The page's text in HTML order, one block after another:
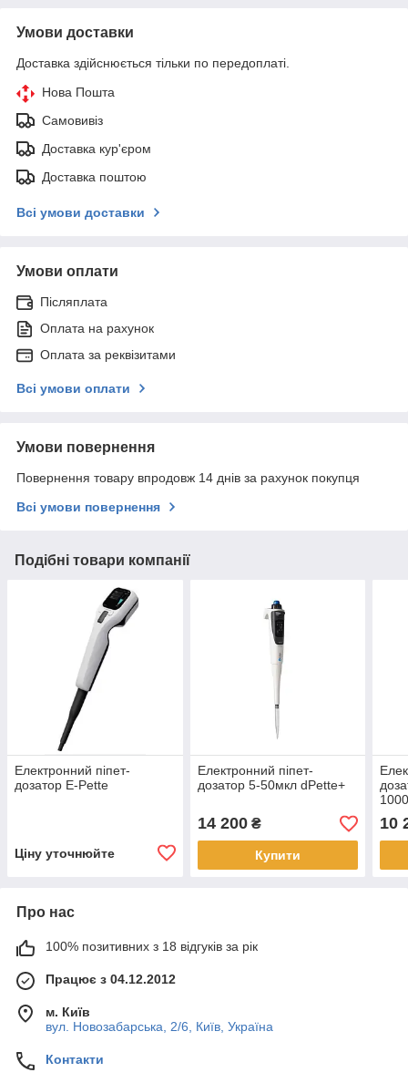
Умови доставки
Доставка здійснюється тільки по передоплаті.
Нова Пошта
Самовивіз
Доставка кур'єром
Доставка поштою
Всі умови доставки
Умови оплати
Післяплата
Оплата на рахунок
Оплата за реквізитами
Всі умови оплати
Умови повернення
Повернення товару впродовж 14 днів за рахунок покупця
Всі умови повернення
Подібні товари компанії
Електронний піпет-
дозатор E-Pette
Ціну уточнюйте
Електронний піпет-
дозатор 5-50мкл dPette+
14 200₴
Купити
10
Про нас
100% позитивних з 18 відгуків за рік
Працює з 04.12.2012
м. Київ
вул. Новозабарська, 2/6, Київ, Україна
Контакти